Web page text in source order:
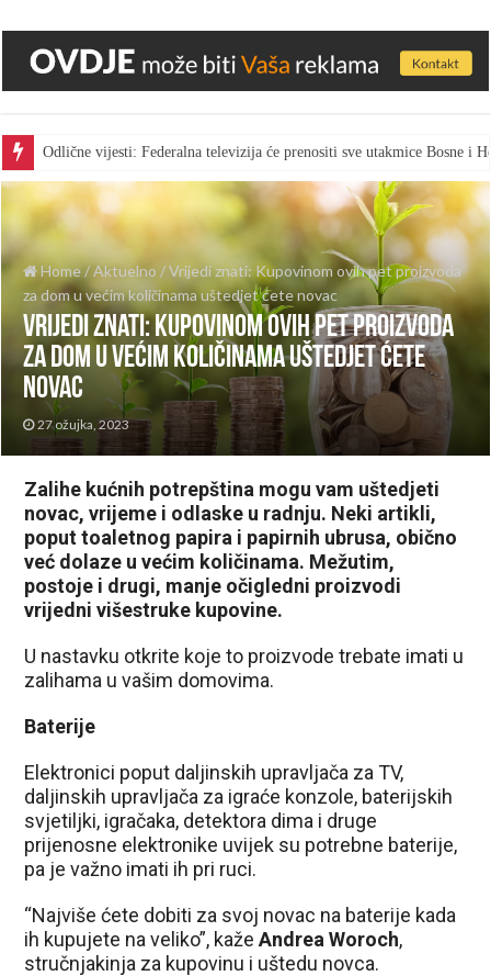
Odlične vijesti: Federalna televizija će prenositi sve utakmice Bosne i
Home/Aktuelno /Vrijedi znati: Kupovinom ovih pet proizvoda
za dom u većim količinama uštedjet ćete novac
Vrijedi znati: Kupovinom ovih pet proizvoda
za dom u većim količinama uštedjet ćete
novac
27 ožujka, 2023
Zalihe kućnih potrepština mogu vam uštedjeti
novac, vrijeme i odlaske u radnju. Neki artikli,
poput toaletnog papira i papirnih ubrusa, obično
već dolaze u većim količinama. Mežutim,
postoje i drugi, manje očigledni proizvodi
vrijedni višestruke kupovine.
U nastavku otkrite koje to proizvode trebate imati u
zalihama u vašim domovima.
Baterije
Elektronici poput daljinskih upravljača za TV,
daljinskih upravljača za igraće konzole, baterijskih
svjetiljki, igračaka, detektora dima i druge
prijenosne elektronike uvijek su potrebne baterije,
pa je važno imati ih pri ruci.
“Najviše ćete dobiti za svoj novac na baterije kada
ih kupujete na veliko”, kažeAndrea Woroch,
stručnjakinja za kupovinu i uštedu novca.